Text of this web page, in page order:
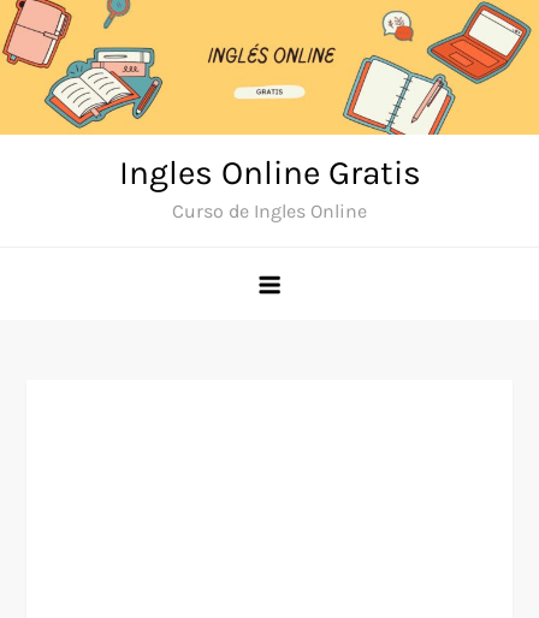
Skip
to
content
Ingles Online Gratis
Curso de Ingles Online